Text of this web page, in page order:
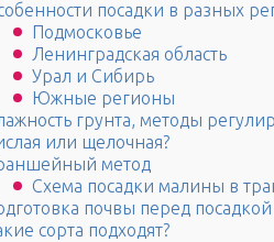
посадки в разных
Подмосковье
Ленинградская область
Урал и Сибирь
Южные регионы
грунта, методы
или щелочная?
метод
Схема посадки малины в
почвы перед
сорта подходят?